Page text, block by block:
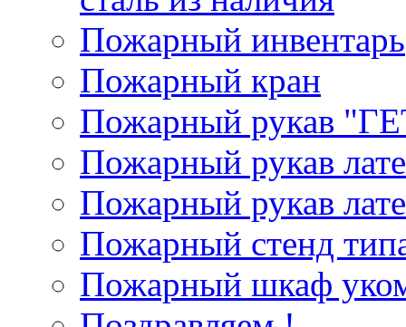
Пожарный инвентарь
Пожарный кран
Пожарный рукав
Пожарный рукав
Пожарный рукав
Пожарный стенд
Пожарный шкаф